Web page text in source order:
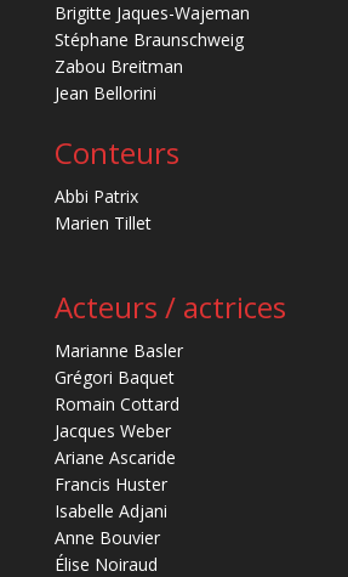
Brigitte Jaques-Wajeman
Stéphane Braunschweig
Zabou Breitman
Jean Bellorini
Conteurs
Abbi Patrix
Marien Tillet
Acteurs / actrices
Marianne Basler
Grégori Baquet
Romain Cottard
Jacques Weber
Ariane Ascaride
Francis Huster
Isabelle Adjani
Anne Bouvier
Élise Noiraud